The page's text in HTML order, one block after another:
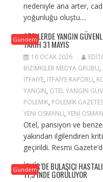
nedeniyle ana arter,
yoğunluğu oluştu....
Gündem
OTELLERDE YANGIN
TARIH 31 MAYIS
10 OCAK 2026
BIZIMKILER MEDYA GRUBU,
ITFAIYE, ITFAIYE RAPORU,
YANGIN, OTEL YANGIN
POLEMIK, POLEMIK
YENI OSMANLI, YENI
Otel, pansiyon ve
yakından ilgilendiren
geçirildi. Resmi
Gündem
İZMIR’DE BULAŞICI
11,5’INDE GÖRÜLÜYOR